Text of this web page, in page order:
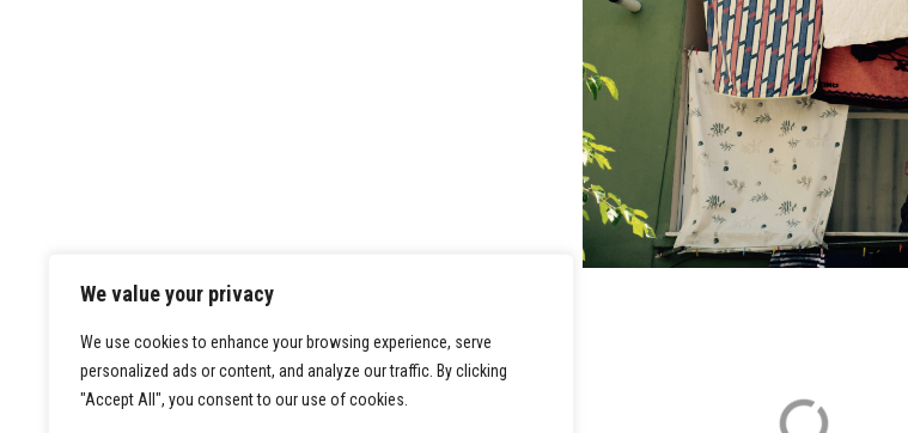
We value your privacy
We use cookies to enhance your browsing experience, serve
personalized ads or content, and analyze our traffic. By clicking
"Accept All", you consent to our use of cookies.